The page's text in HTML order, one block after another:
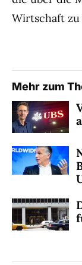
Wirtschaft
Mehr zum